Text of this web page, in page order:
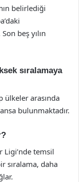
belirlediği
beş yılın
sıralamaya
ülkeler arasında
bulunmaktadır.
Ligi’nde temsil
sıralama, daha